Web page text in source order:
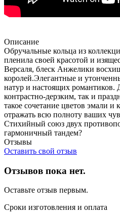
Описание
Обручальные кольца из
пленила своей красотой и
Версаля, блеск Анжелики
королей.Элегантные и
натур и настоящих романтиков.
контрастно-дерзким, так и
такое сочетание цветов эмали и
отражать всю полноту ваших
Стихийный союз двух
гармоничный тандем?
Отзывы
Оставить свой отзыв
Отзывов пока нет.
Оставьте отзыв первым.
Сроки изготовления и оплата